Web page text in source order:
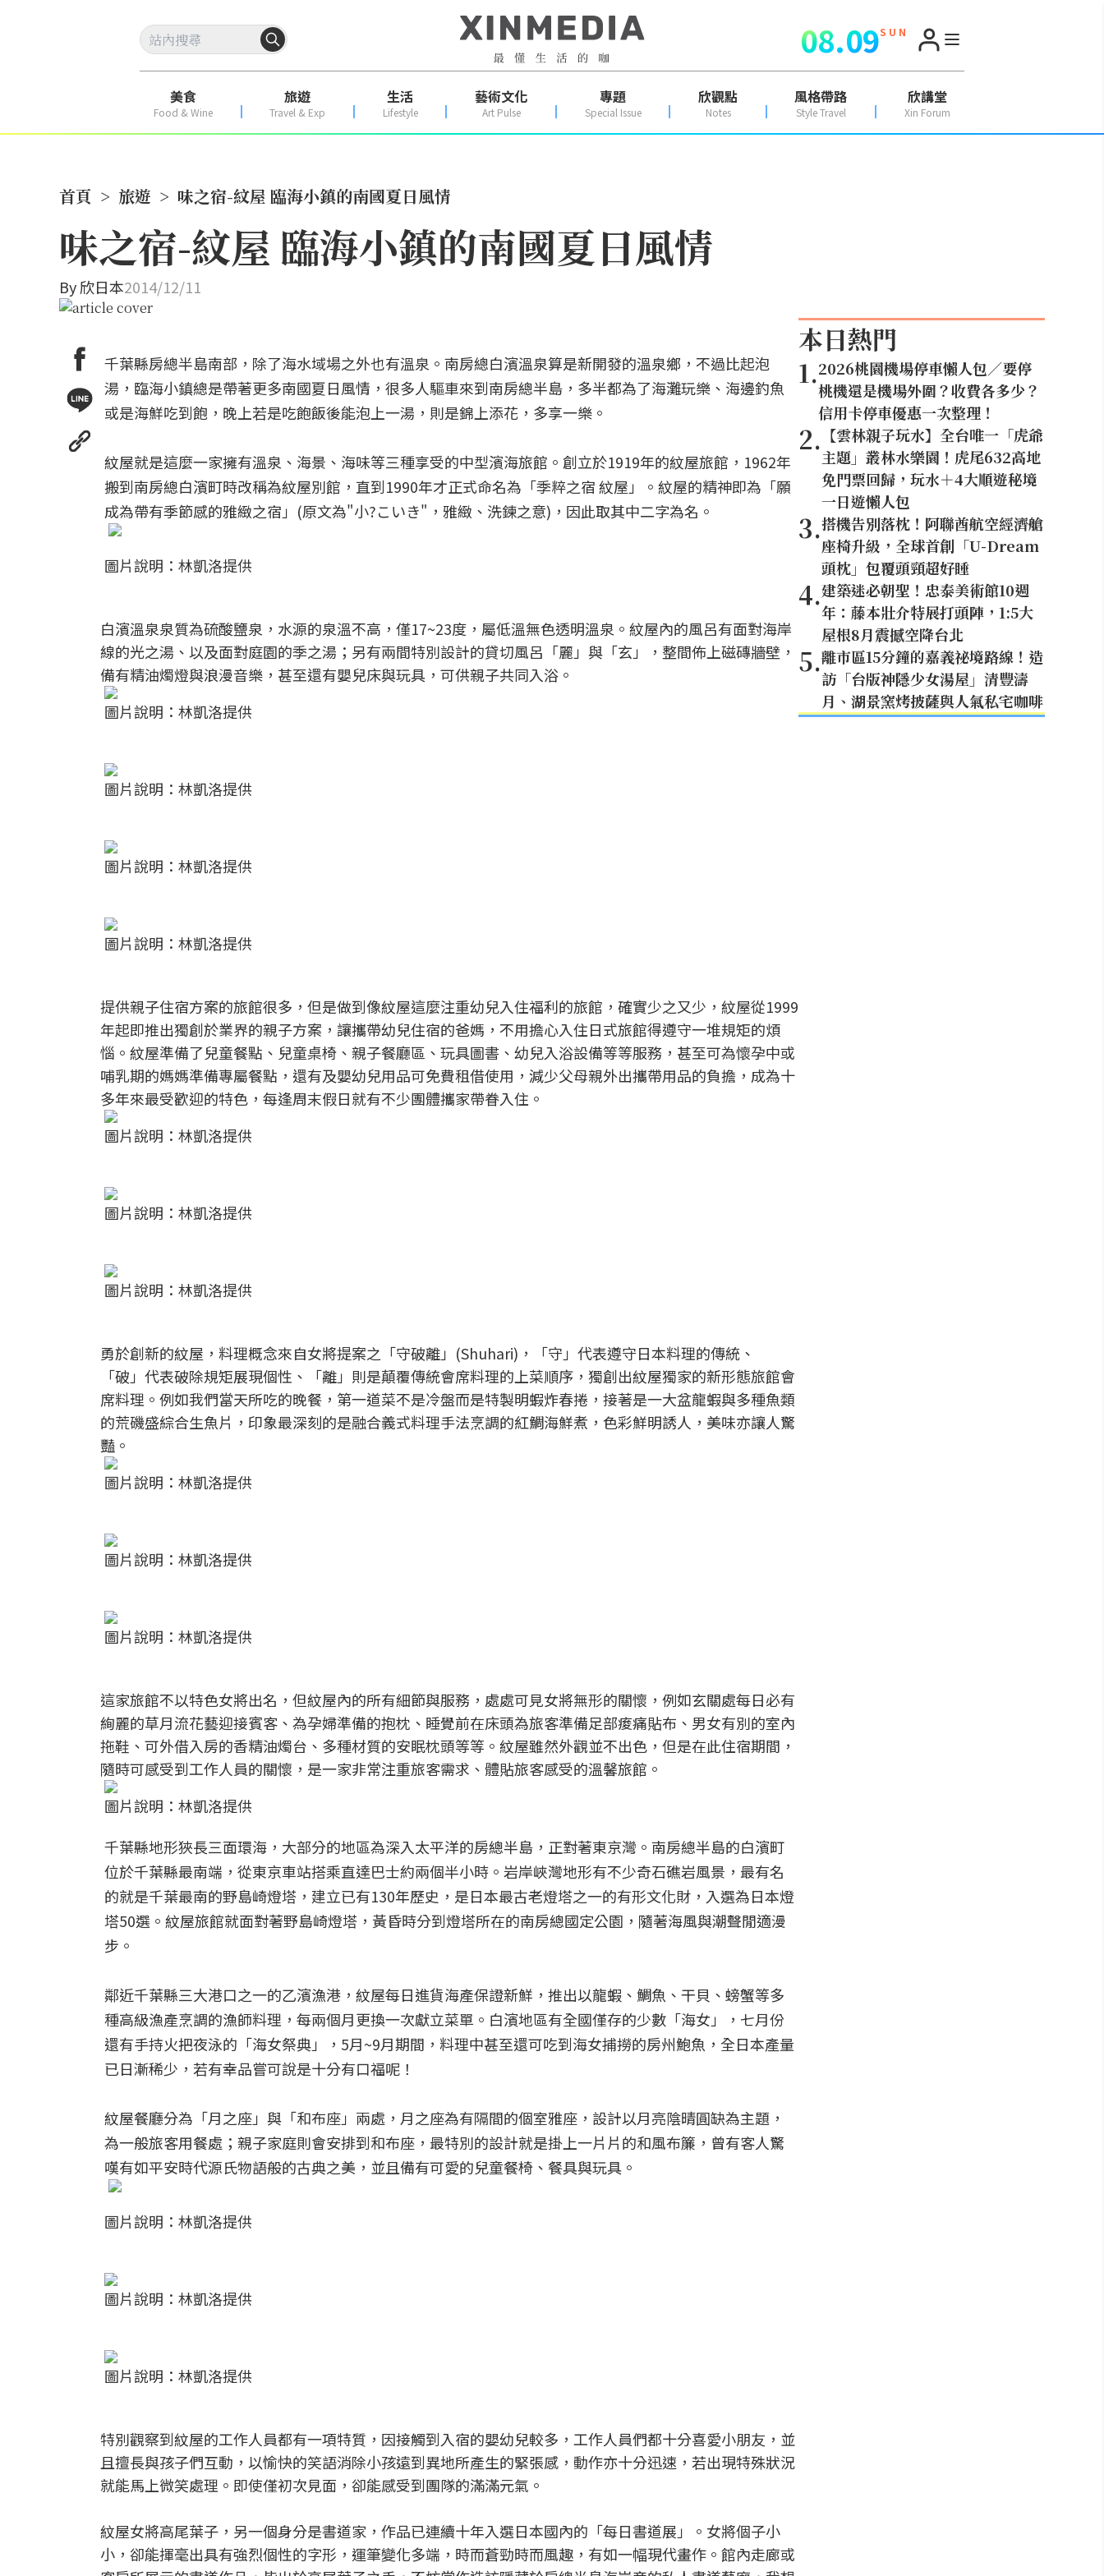
08.09S U N
美食
Food & Wine
旅遊
Travel & Exp
生活
Lifestyle
藝術文化
Art Pulse
專題
Special Issue
欣觀點
Notes
風格帶路
Style Travel
欣講堂
Xin Forum
首頁 > 旅遊 > 味之宿-紋屋 臨海小鎮的南國夏日風情
味之宿-紋屋 臨海小鎮的南國夏日風情
By欣日本2014/12/11
千葉縣房總半島南部，除了海水域場之外也有溫泉。南房總白濱溫泉算是新開發的溫泉鄉，不過比起泡
湯，臨海小鎮總是帶著更多南國夏日風情，很多人驅車來到南房總半島，多半都為了海灘玩樂、海邊釣魚
或是海鮮吃到飽，晚上若是吃飽飯後能泡上一湯，則是錦上添花，多享一樂。
紋屋就是這麼一家擁有溫泉、海景、海味等三種享受的中型濱海旅館。創立於1919年的紋屋旅館，1962年
搬到南房總白濱町時改稱為紋屋別館，直到1990年才正式命名為「季粹之宿 紋屋」。紋屋的精神即為「願
成為帶有季節感的雅緻之宿」(原文為"小?こいき"，雅緻、洗鍊之意)，因此取其中二字為名。
圖片說明：林凱洛提供
白濱溫泉泉質為硫酸鹽泉，水源的泉溫不高，僅17~23度，屬低溫無色透明溫泉。紋屋內的風呂有面對海岸
線的光之湯、以及面對庭園的季之湯；另有兩間特別設計的貸切風呂「麗」與「玄」，整間佈上磁磚牆壁，
備有精油燭燈與浪漫音樂，甚至還有嬰兒床與玩具，可供親子共同入浴。
圖片說明：林凱洛提供
圖片說明：林凱洛提供
圖片說明：林凱洛提供
圖片說明：林凱洛提供
提供親子住宿方案的旅館很多，但是做到像紋屋這麼注重幼兒入住福利的旅館，確實少之又少，紋屋從1999
年起即推出獨創於業界的親子方案，讓攜帶幼兒住宿的爸媽，不用擔心入住日式旅館得遵守一堆規矩的煩
惱。紋屋準備了兒童餐點、兒童桌椅、親子餐廳區、玩具圖書、幼兒入浴設備等等服務，甚至可為懷孕中或
哺乳期的媽媽準備專屬餐點，還有及嬰幼兒用品可免費租借使用，減少父母親外出攜帶用品的負擔，成為十
多年來最受歡迎的特色，每逢周末假日就有不少團體攜家帶眷入住。
圖片說明：林凱洛提供
圖片說明：林凱洛提供
圖片說明：林凱洛提供
勇於創新的紋屋，料理概念來自女將提案之「守破離」(Shuhari)，「守」代表遵守日本料理的傳統、
「破」代表破除規矩展現個性、「離」則是顛覆傳統會席料理的上菜順序，獨創出紋屋獨家的新形態旅館會
席料理。例如我們當天所吃的晚餐，第一道菜不是冷盤而是特製明蝦炸春捲，接著是一大盆龍蝦與多種魚類
的荒磯盛綜合生魚片，印象最深刻的是融合義式料理手法烹調的紅鯛海鮮煮，色彩鮮明誘人，美味亦讓人驚
豔。
圖片說明：林凱洛提供
圖片說明：林凱洛提供
圖片說明：林凱洛提供
這家旅館不以特色女將出名，但紋屋內的所有細節與服務，處處可見女將無形的關懷，例如玄關處每日必有
絢麗的草月流花藝迎接賓客、為孕婦準備的抱枕、睡覺前在床頭為旅客準備足部痠痛貼布、男女有別的室內
拖鞋、可外借入房的香精油燭台、多種材質的安眠枕頭等等。紋屋雖然外觀並不出色，但是在此住宿期間，
隨時可感受到工作人員的關懷，是一家非常注重旅客需求、體貼旅客感受的溫馨旅館。
圖片說明：林凱洛提供
千葉縣地形狹長三面環海，大部分的地區為深入太平洋的房總半島，正對著東京灣。南房總半島的白濱町
位於千葉縣最南端，從東京車站搭乘直達巴士約兩個半小時。岩岸峽灣地形有不少奇石礁岩風景，最有名
的就是千葉最南的野島崎燈塔，建立已有130年歷史，是日本最古老燈塔之一的有形文化財，入選為日本燈
塔50選。紋屋旅館就面對著野島崎燈塔，黃昏時分到燈塔所在的南房總國定公園，隨著海風與潮聲閒適漫
步。
鄰近千葉縣三大港口之一的乙濱漁港，紋屋每日進貨海產保證新鮮，推出以龍蝦、鯛魚、干貝、螃蟹等多
種高級漁產烹調的漁師料理，每兩個月更換一次獻立菜單。白濱地區有全國僅存的少數「海女」，七月份
還有手持火把夜泳的「海女祭典」，5月~9月期間，料理中甚至還可吃到海女捕撈的房州鮑魚，全日本產量
已日漸稀少，若有幸品嘗可說是十分有口福呢！
紋屋餐廳分為「月之座」與「和布座」兩處，月之座為有隔間的個室雅座，設計以月亮陰晴圓缺為主題，
為一般旅客用餐處；親子家庭則會安排到和布座，最特別的設計就是掛上一片片的和風布簾，曾有客人驚
嘆有如平安時代源氏物語般的古典之美，並且備有可愛的兒童餐椅、餐具與玩具。
圖片說明：林凱洛提供
圖片說明：林凱洛提供
圖片說明：林凱洛提供
特別觀察到紋屋的工作人員都有一項特質，因接觸到入宿的嬰幼兒較多，工作人員們都十分喜愛小朋友，並
且擅長與孩子們互動，以愉快的笑語消除小孩遠到異地所產生的緊張感，動作亦十分迅速，若出現特殊狀況
就能馬上微笑處理。即使僅初次見面，卻能感受到團隊的滿滿元氣。
紋屋女將高尾葉子，另一個身分是書道家，作品已連續十年入選日本國內的「每日書道展」。女將個子小
小，卻能揮毫出具有強烈個性的字形，運筆變化多端，時而蒼勁時而風趣，有如一幅現代畫作。館內走廊或
本日熱門
1.2026桃園機場停車懶人包／要停
桃機還是機場外圍？收費各多少？
信用卡停車優惠一次整理！
2. 【雲林親子玩水】全台唯一「虎爺
主題」叢林水樂園！虎尾632高地
免門票回歸，玩水＋4大順遊秘境
一日遊懶人包
3.搭機告別落枕！阿聯酋航空經濟艙
座椅升級，全球首創「U-Dream
頭枕」包覆頭頸超好睡
4.建築迷必朝聖！忠泰美術館10週
年：藤本壯介特展打頭陣，1:5大
屋根8月震撼空降台北
5.離市區15分鐘的嘉義祕境路線！造
訪「台版神隱少女湯屋」清豐濤
月、湖景窯烤披薩與人氣私宅咖啡